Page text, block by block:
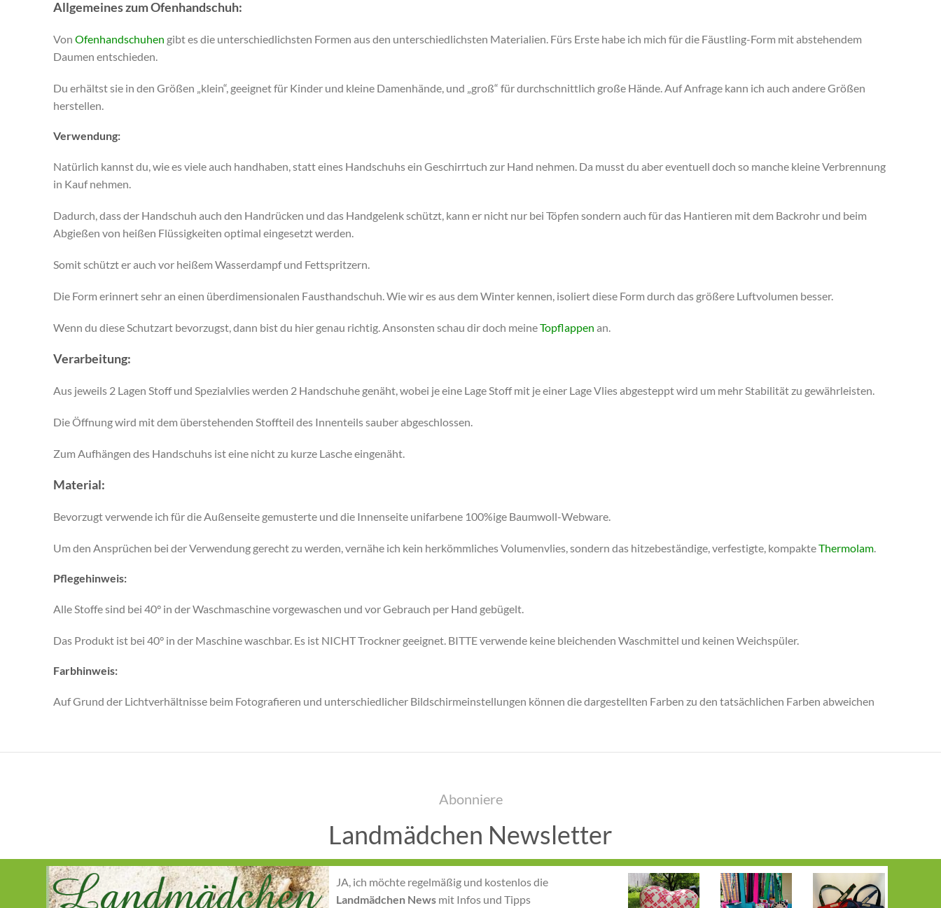
Allgemeines zum Ofenhandschuh:
Von Ofenhandschuhen gibt es die unterschiedlichsten Formen aus den unterschiedlichsten Materialien. Fürs Erste habe ich mich für die Fäustling-Form mit abstehendem
Daumen entschieden.
Du erhältst sie in den Größen „klein“, geeignet für Kinder und kleine Damenhände, und „groß“ für durchschnittlich große Hände. Auf Anfrage kann ich auch andere Größen
herstellen.
Verwendung:
Natürlich kannst du, wie es viele auch handhaben, statt eines Handschuhs ein Geschirrtuch zur Hand nehmen. Da musst du aber eventuell doch so manche kleine Verbrennung
in Kauf nehmen.
Dadurch, dass der Handschuh auch den Handrücken und das Handgelenk schützt, kann er nicht nur bei Töpfen sondern auch für das Hantieren mit dem Backrohr und beim
Abgießen von heißen Flüssigkeiten optimal eingesetzt werden.
Somit schützt er auch vor heißem Wasserdampf und Fettspritzern.
Die Form erinnert sehr an einen überdimensionalen Fausthandschuh. Wie wir es aus dem Winter kennen, isoliert diese Form durch das größere Luftvolumen besser.
Wenn du diese Schutzart bevorzugst, dann bist du hier genau richtig. Ansonsten schau dir doch meineTopflappen an.
Verarbeitung:
Aus jeweils 2 Lagen Stoff und Spezialvlies werden 2 Handschuhe genäht, wobei je eine Lage Stoff mit je einer Lage Vlies abgesteppt wird um mehr Stabilität zu gewährleisten.
Die Öffnung wird mit dem überstehenden Stoffteil des Innenteils sauber abgeschlossen.
Zum Aufhängen des Handschuhs ist eine nicht zu kurze Lasche eingenäht.
Material:
Bevorzugt verwende ich für die Außenseite gemusterte und die Innenseite unifarbene 100%ige Baumwoll-Webware.
Um den Ansprüchen bei der Verwendung gerecht zu werden, vernähe ich kein herkömmliches Volumenvlies, sondern das hitzebeständige, verfestigte, kompakteThermolam.
Pflegehinweis:
Alle Stoffe sind bei 40° in der Waschmaschine vorgewaschen und vor Gebrauch per Hand gebügelt.
Das Produkt ist bei 40° in der Maschine waschbar. Es ist NICHT Trockner geeignet. BITTE verwende keine bleichenden Waschmittel und keinen Weichspüler.
Farbhinweis:
Auf Grund der Lichtverhältnisse beim Fotografieren und unterschiedlicher Bildschirmeinstellungen können die dargestellten Farben zu den tatsächlichen Farben abweichen
Abonniere
Landmädchen Newsletter
JA, ich möchte regelmäßig und kostenlos die
Landmädchen Newsmit Infos und Tipps